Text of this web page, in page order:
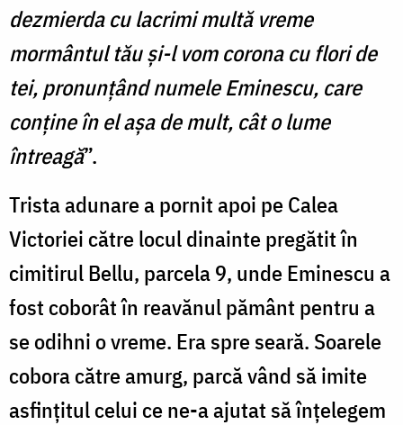
dezmierda cu lacrimi multă vreme
mormântul tău şi-l vom corona cu flori de
tei, pronunţând numele Eminescu, care
conţine în el aşa de mult, cât o lume
întreagă”.
Trista adunare a pornit apoi pe Calea
Victoriei către locul dinainte pregătit în
cimitirul Bellu, parcela 9, unde Eminescu a
fost coborât în reavănul pământ pentru a
se odihni o vreme. Era spre seară. Soarele
cobora către amurg, parcă vând să imite
asfinţitul celui ce ne-a ajutat să înțelegem